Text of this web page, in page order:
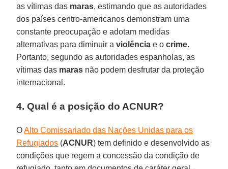
as vítimas das maras, estimando que as autoridades
dos países centro-americanos demonstram uma
constante preocupação e adotam medidas
alternativas para diminuir aviolênciae o crime.
Portanto, segundo as autoridades espanholas, as
vítimas das maras não podem desfrutar da proteção
internacional.
4. Qual é a posição do ACNUR?
OAlto Comissariado das Nações Unidas para os
Refugiados (ACNUR) tem definido e desenvolvido as
condições que regem a concessão da condição de